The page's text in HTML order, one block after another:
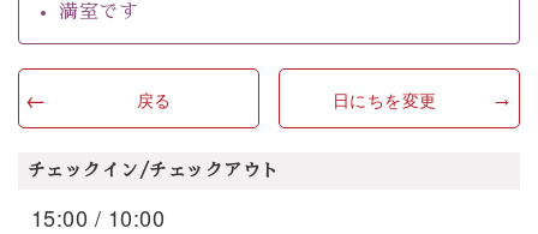
満室です
戻る 日にちを変更
チェックイン/チェックアウト
15:00 / 10:00